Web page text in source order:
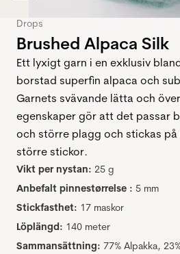
Drops
Brushed Alpaca Silk
Ett lyxigt garn i en exklusiv
borstad superfin alpaca och
Garnets svävande lätta och
egenskaper gör att det passar
och större plagg och stickas
större stickor.
Vikt per nystan: 25 g
Anbefalt pinnestørrelse : 5 mm
Stickfasthet: 17 maskor
Löplängd: 140 meter
Sammansättning: 77% Alpakka,